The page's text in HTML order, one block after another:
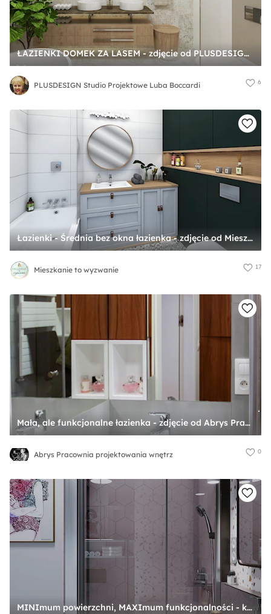
ŁAZIENKI DOMEK ZA LASEM - zdjęcie od PLUSDESIGN Studio Projektowe Luba Boccardi
PLUSDESIGN Studio Projektowe Luba Boccardi 6
Łazienki - Średnia bez okna łazienka - zdjęcie od Mieszkanie to wyzwanie
Mieszkanie to wyzwanie 17
Mała, ale funkcjonalne łazienka - zdjęcie od Abrys Pracownia projektowania wnętrz
Abrys Pracownia projektowania wnętrz 0
MINImum powierzchni, MAXImum funkcjonalności - konkurs - Mała bez okna z lustrem łazienka, styl nowoczesny - zdjęcie od Pracownia projektowa Poco Design